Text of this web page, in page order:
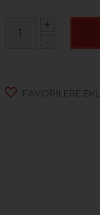
+
-
FAVORILERE